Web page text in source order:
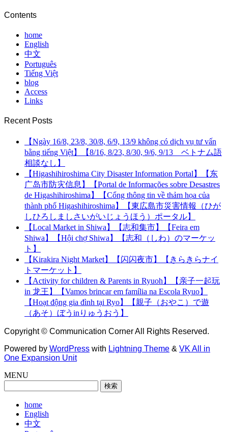
Contents
home
English
中文
Português
Tiếng Việt
blog
Access
Links
Recent Posts
【Ngày 16/8, 23/8, 30/8, 6/9, 13/9 không có dịch vụ tư vấn
bằng tiếng Việt】【8/16, 8/23, 8/30, 9/6, 9/13 ベトナム語
相談なし】
【Higashihiroshima City Disaster Information Portal】【东
广岛市防灾信息】【Portal de Informações sobre Desastres
de Higashihiroshima】【Cổng thông tin về thảm họa của
thành phố Higashihiroshima】【東広島市災害情報（ひが
しひろしましさいがいじょうほう）ポータル】
【Local Market in Shiwa】【志和集市】【Feira em
Shiwa】【Hội chợ Shiwa】【志和（しわ）のマーケッ
ト】
【Kirakira Night Market】【闪闪夜市】【きらきらナイ
トマーケット】
【Activity for children & Parents in Ryuoh】【亲子一起玩
in 龙王】【Vamos brincar em família na Escola Ryuo】
【Hoạt động gia đình tại Ryo】【親子（おやこ）で遊
（あそ）ぼうinりゅうおう】
Copyright © Communication Corner All Rights Reserved.
Powered by WordPress with Lightning Theme & VK All in
One Expansion Unit
MENU
home
English
中文